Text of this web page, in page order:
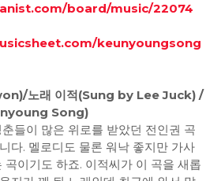
board/music/22074
keunyoungsong
노래 이적(Sung by Lee Juck) /
Song)
들이 많은 위로를 받았던 전인권 곡
다. 멜로디도 물론 워낙 좋지만 가사
곡이기도 하죠. 이적씨가 이 곡을 새롭